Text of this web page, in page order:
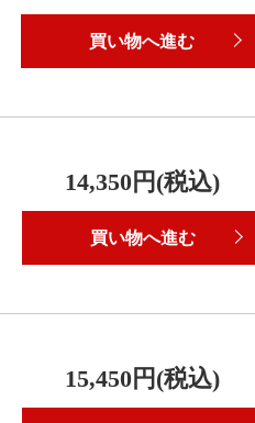
買い物へ進む
14,350円(税込)
買い物へ進む
15,450円(税込)